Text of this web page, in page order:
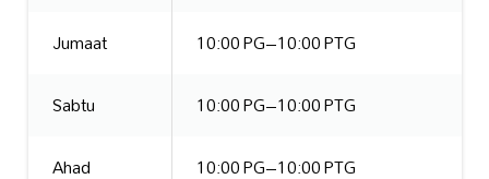
Jumaat
10:00 PG–10:00 PTG
Sabtu
10:00 PG–10:00 PTG
Ahad
10:00 PG–10:00 PTG